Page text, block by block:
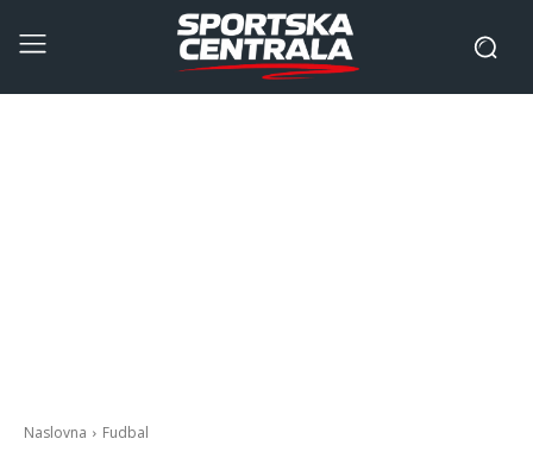
Naslovna Fudbal